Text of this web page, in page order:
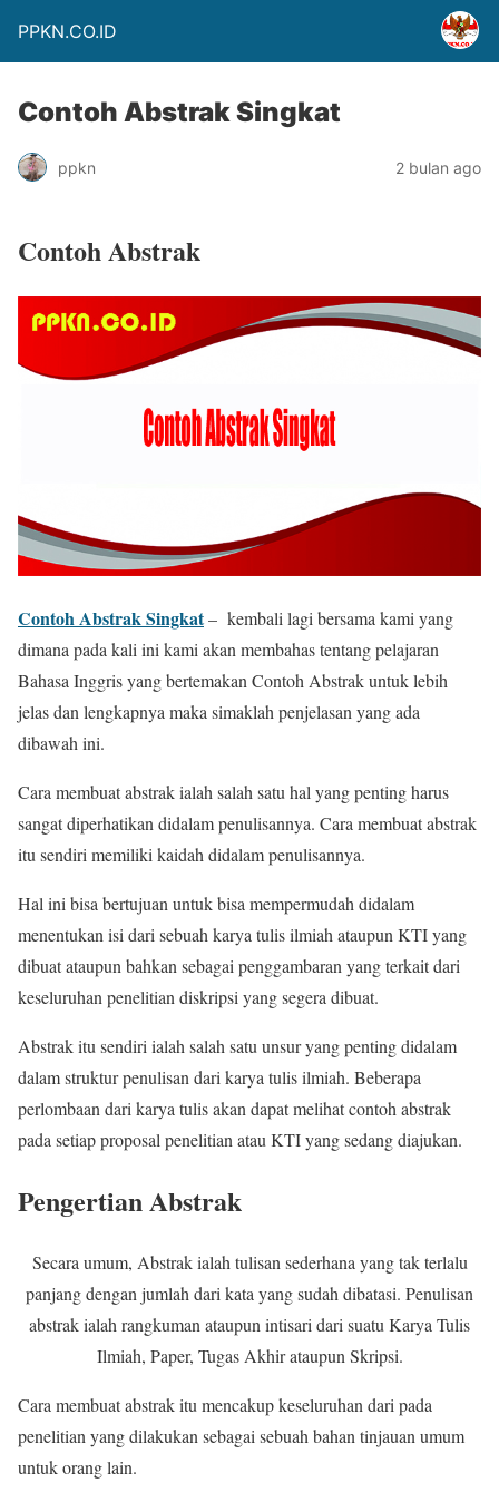
PPKN.CO.ID
Contoh Abstrak Singkat
ppkn 2 bulan ago
Contoh Abstrak
Contoh Abstrak Singkat– kembali lagi bersama kami yang
dimana pada kali ini kami akan membahas tentang pelajaran
Bahasa Inggris yang bertemakan Contoh Abstrak untuk lebih
jelas dan lengkapnya maka simaklah penjelasan yang ada
dibawah ini.
Cara membuat abstrak ialah salah satu hal yang penting harus
sangat diperhatikan didalam penulisannya. Cara membuat abstrak
itu sendiri memiliki kaidah didalam penulisannya.
Hal ini bisa bertujuan untuk bisa mempermudah didalam
menentukan isi dari sebuah karya tulis ilmiah ataupun KTI yang
dibuat ataupun bahkan sebagai penggambaran yang terkait dari
keseluruhan penelitian diskripsi yang segera dibuat.
Abstrak itu sendiri ialah salah satu unsur yang penting didalam
dalam struktur penulisan dari karya tulis ilmiah. Beberapa
perlombaan dari karya tulis akan dapat melihat contoh abstrak
pada setiap proposal penelitian atau KTI yang sedang diajukan.
Pengertian Abstrak
Secara umum, Abstrak ialah tulisan sederhana yang tak terlalu
panjang dengan jumlah dari kata yang sudah dibatasi. Penulisan
abstrak ialah rangkuman ataupun intisari dari suatu Karya Tulis
Ilmiah, Paper, Tugas Akhir ataupun Skripsi.
Cara membuat abstrak itu mencakup keseluruhan dari pada
penelitian yang dilakukan sebagai sebuah bahan tinjauan umum
untuk orang lain.